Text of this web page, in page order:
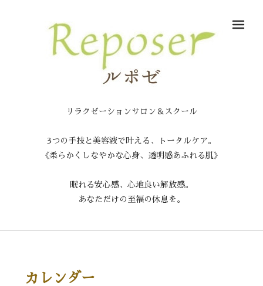
リラクゼーションサロン＆スクール
3つの手技と美容液で叶える、トータルケア。
《柔らかくしなやかな心身、透明感あふれる肌》
眠れる安心感、心地良い解放感。
あなただけの至福の休息を。
カレンダー